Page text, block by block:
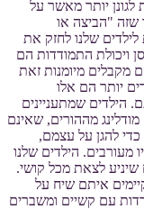
לגונן יותר מאשר על
שזה "הביצה או
שלנו לחזק את
ויכולת התמודדות הם
מקבלים מיומנות זאת
יותר הם אלו
הילדים שמתעניינים
מההורים, שאינם
להגן על עצמם,
הילדים שלנו
שיניע לצאת מכל קושי.
איתם שיח על
עם קשיים ומשברים